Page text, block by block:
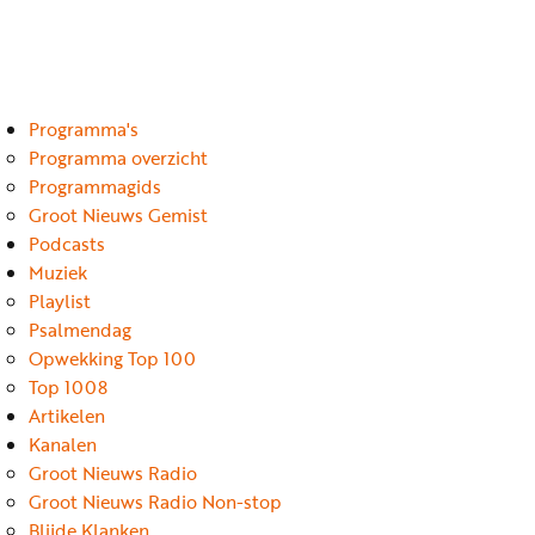
Programma's
Programma overzicht
Programmagids
Groot Nieuws Gemist
Podcasts
Muziek
Playlist
Psalmendag
Opwekking Top 100
Top 1008
Artikelen
Kanalen
Groot Nieuws Radio
Groot Nieuws Radio Non-stop
Podcasts
Muziek
Artikelen
Kanalen
Steun
onze
missie
Info